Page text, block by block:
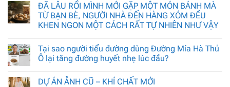
ĐÃ LÂU RỒI MÌNH MỚI GẶP MỘT MÓN BÁNH MÀ
TỪ BẠN BÈ, NGƯỜI NHÀ ĐẾN HÀNG XÓM ĐỀU
KHEN NGON MỘT CÁCH RẤT TỰ NHIÊN NHƯ VẬY
Tại sao người tiểu đường dùng Đường Mía Hà Thủ
Ô lại tăng đường huyết nhẹ lúc đầu?
DỰ ÁN ẢNH CŨ – KHÍ CHẤT MỚI